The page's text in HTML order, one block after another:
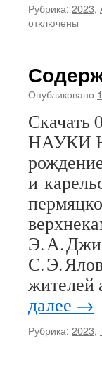
Рубрика: 2023,
отключены
Опубликовано
НАУКИ Н.
и
Э. А.
С. Э.
жителей
далее →
Рубрика: 2023,